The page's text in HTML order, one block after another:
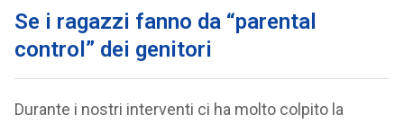
Se i ragazzi fanno da “parental
control” dei genitori
Durante i nostri interventi ci ha molto colpito la